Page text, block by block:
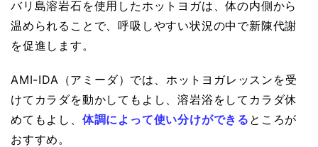
バリ島溶岩石を使用したホットヨガは、体の内側から
温められることで、呼吸しやすい状況の中で新陳代謝
を促進します。
AMI-IDA（アミーダ）では、ホットヨガレッスンを受
けてカラダを動かしてもよし、溶岩浴をしてカラダ休
めてもよし、 体調によって使い分けができる ところが
おすすめ。